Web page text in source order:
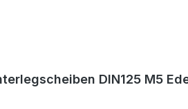
DIN125 M5